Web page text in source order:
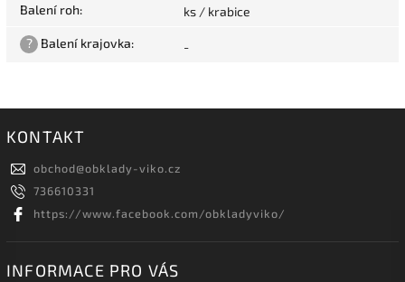
Balení roh: ks / krabice
? Balení krajovka: -
KONTAKT
obchod@obklady-viko.cz
736610331
https://www.facebook.com/obkladyviko/
INFORMACE PRO VÁS